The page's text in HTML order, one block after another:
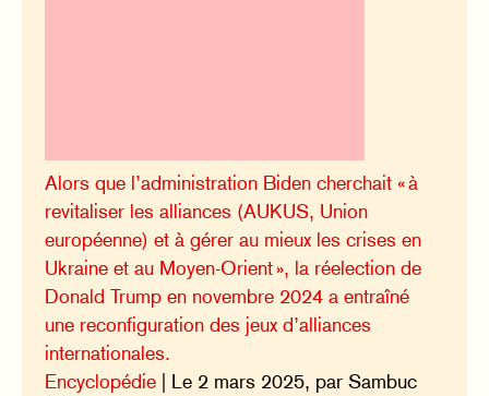
Alors que l’administration Biden cherchait « à
revitaliser les alliances (AUKUS, Union
européenne) et à gérer au mieux les crises en
Ukraine et au Moyen-Orient », la réelection de
Donald Trump en novembre 2024 a entraîné
une reconfiguration des jeux d’alliances
internationales.
Encyclopédie | Le 2 mars 2025, par Sambuc